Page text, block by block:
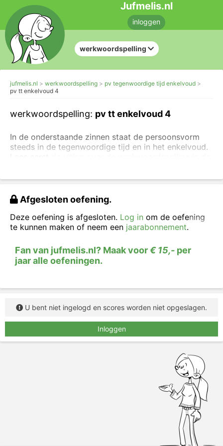
Jufmelis.nl
inloggen
werkwoordspelling
jufmelis.nl werkwoordspelling
pv tegenwoordige tijd enkelvoud
pv tt enkelvoud 4
werkwoordspelling: pv tt enkelvoud 4
In de onderstaande zinnen staat de persoonsvorm
steeds in de tegenwoordige tijd en in het enkelvoud.
de persoonsvorm.
Vul de juiste vorm van het werkwoord in de
tegenwoordige tijd in.
Afgesloten oefening.
Deze oefening is afgesloten. Log in om de oefening
te kunnen maken of neem een jaarabonnement.
Fan van jufmelis.nl? Maak voor€ 15,- per
jaar alle oefeningen.
U bent niet ingelogd en scores worden niet opgeslagen.
Inloggen